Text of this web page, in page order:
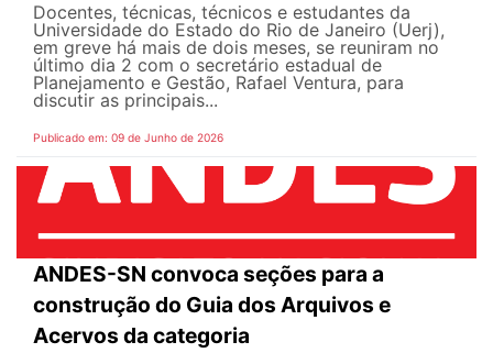
Docentes, técnicas, técnicos e estudantes da
Universidade do Estado do Rio de Janeiro (Uerj),
em greve há mais de dois meses, se reuniram no
último dia 2 com o secretário estadual de
Planejamento e Gestão, Rafael Ventura, para
discutir as principais...
Publicado em: 09 de Junho de 2026
ANDES-SN convoca seções para a
construção do Guia dos Arquivos e
Acervos da categoria